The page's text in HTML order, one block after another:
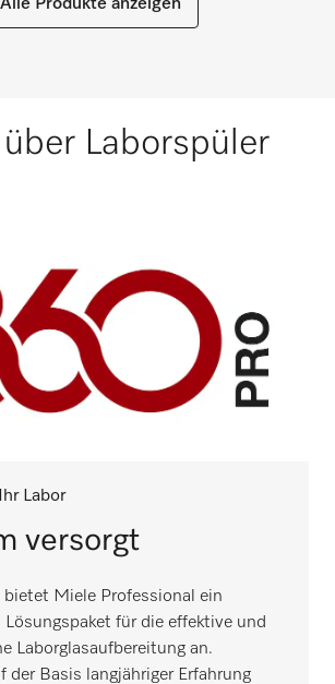
Alle Produkte anzeigen
Laborspüler
Labor
versorgt
Miele Professional ein
Lösungspaket für die effektive und
Laborglasaufbereitung an.
der Basis langjähriger Erfahrung